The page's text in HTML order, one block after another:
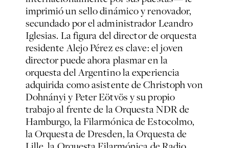
imprimió un sello dinámico y renovador,
secundado por el administrador Leandro
Iglesias. La figura del director de orquesta
residente Alejo Pérez es clave: el joven
director puede ahora plasmar en la
orquesta del Argentino la experiencia
adquirida como asistente de Christoph von
Dohnányi y Peter Eötvös y su propio
trabajo al frente de la Orquesta NDR de
Hamburgo, la Filarmónica de Estocolmo,
la Orquesta de Dresden, la Orquesta de